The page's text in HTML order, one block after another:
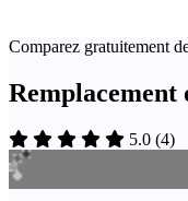
Comparez gratuitement
5.0 (4)